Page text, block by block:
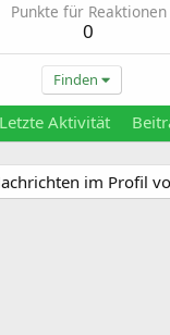
Punkte für Reaktionen
0
Finden
Letzte Aktivität
im Profil